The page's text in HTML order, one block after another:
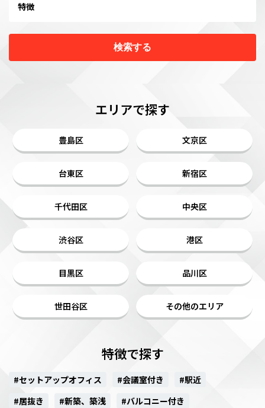
特徴
検索する
エリアで探す
豊島区 文京区
台東区 新宿区
千代田区 中央区
渋谷区 港区
目黒区 品川区
世田谷区 その他のエリア
特徴で探す
#セットアップオフィス #会議室付き
#駅近
#居抜き
#新築、築浅
#バルコニー付き